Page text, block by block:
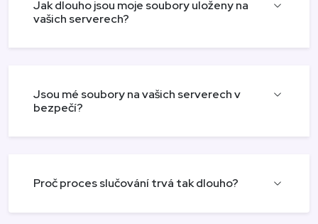
Jak dlouho jsou moje soubory uloženy na
vašich serverech?
Jsou mé soubory na vašich serverech v
bezpečí?
Proč proces slučování trvá tak dlouho?